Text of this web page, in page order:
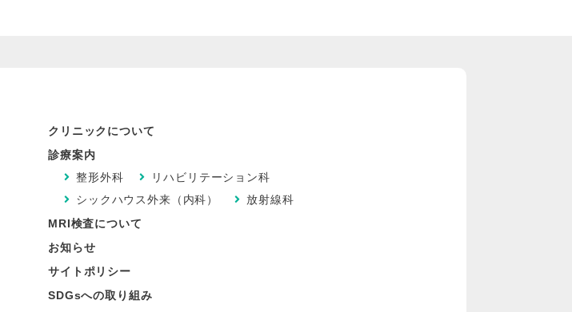
クリニックについて
診療案内
整形外科
リハビリテーション科
シックハウス外来（内科）
放射線科
MRI検査について
お知らせ
サイトポリシー
SDGsへの取り組み